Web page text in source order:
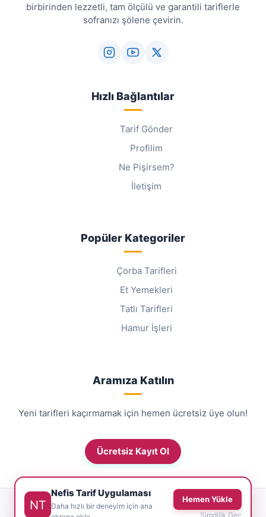
birbirinden lezzetli, tam ölçülü ve garantili tariflerle
sofranızı şölene çevirin.
Hızlı Bağlantılar
Tarif Gönder
Profilim
Ne Pişirsem?
İletişim
Popüler Kategoriler
Çorba Tarifleri
Et Yemekleri
Tatlı Tarifleri
Hamur İşleri
Aramıza Katılın
Yeni tarifleri kaçırmamak için hemen ücretsiz üye olun!
Ücretsiz Kayıt Ol
© 2026 NefisTarif.net - Tüm Hakları Saklıdır.
Nefis Tarif Uygulaması
Daha hızlı bir deneyim için ana
Hemen Yükle
Şimdilik Geç